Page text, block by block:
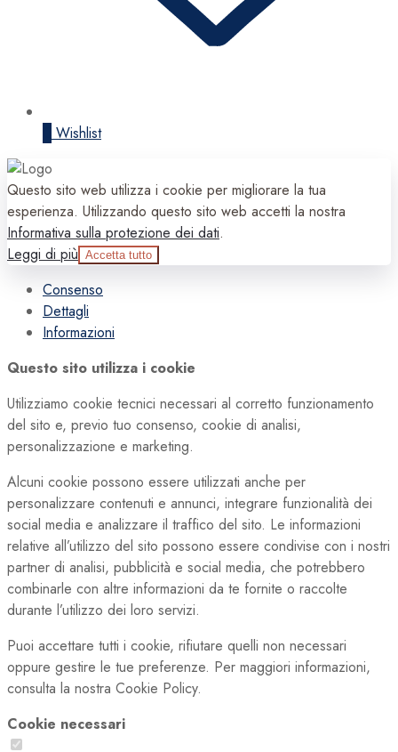
Wishlist
Questo sito web utilizza i cookie per migliorare la tua
esperienza. Utilizzando questo sito web accetti la nostra
Informativa sulla protezione dei dati.
Leggi di più Accetta tutto
Consenso
Dettagli
Informazioni
Questo sito utilizza i cookie
Utilizziamo cookie tecnici necessari al corretto funzionamento
del sito e, previo tuo consenso, cookie di analisi,
personalizzazione e marketing.
Alcuni cookie possono essere utilizzati anche per
personalizzare contenuti e annunci, integrare funzionalità dei
social media e analizzare il traffico del sito. Le informazioni
relative all’utilizzo del sito possono essere condivise con i nostri
partner di analisi, pubblicità e social media, che potrebbero
combinarle con altre informazioni da te fornite o raccolte
durante l’utilizzo dei loro servizi.
Puoi accettare tutti i cookie, rifiutare quelli non necessari
oppure gestire le tue preferenze. Per maggiori informazioni,
consulta la nostra Cookie Policy.
Cookie necessari